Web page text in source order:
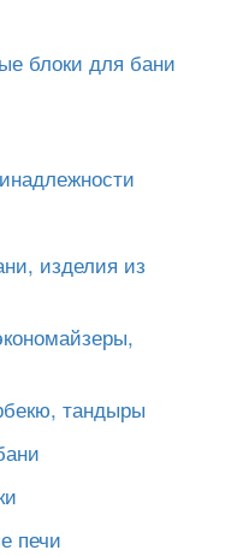
блоки для бани
изделия из
тандыры
печи